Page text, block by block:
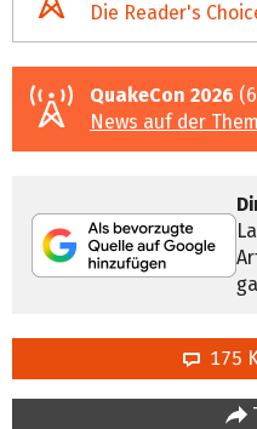
Die Reader's
QuakeCon 2026
News auf der
175